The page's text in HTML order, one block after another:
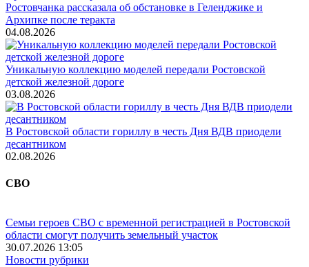
Ростовчанка рассказала об обстановке в Геленджике и
Архипке после теракта
04.08.2026
Уникальную коллекцию моделей передали Ростовской
детской железной дороге
03.08.2026
В Ростовской области гориллу в честь Дня ВДВ приодели
десантником
02.08.2026
СВО
Семьи героев СВО с временной регистрацией в Ростовской
области смогут получить земельный участок
30.07.2026 13:05
Новости рубрики